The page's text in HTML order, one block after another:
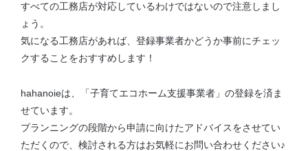
すべての工務店が対応しているわけではないので注意しまし
ょう。
気になる工務店があれば、登録事業者かどうか事前にチェッ
クすることをおすすめします！
hahanoieは、「子育てエコホーム支援事業者」の登録を済ま
せています。
プランニングの段階から申請に向けたアドバイスをさせてい
ただくので、検討される方はお気軽にお問い合わせください♪